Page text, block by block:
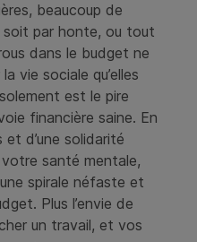
beaucoup de
soit par honte, ou tout
dans le budget ne
vie sociale qu’elles
est le pire
financière saine. En
et d’une solidarité
santé mentale,
spirale néfaste et
Plus l’envie de
un travail, et vos